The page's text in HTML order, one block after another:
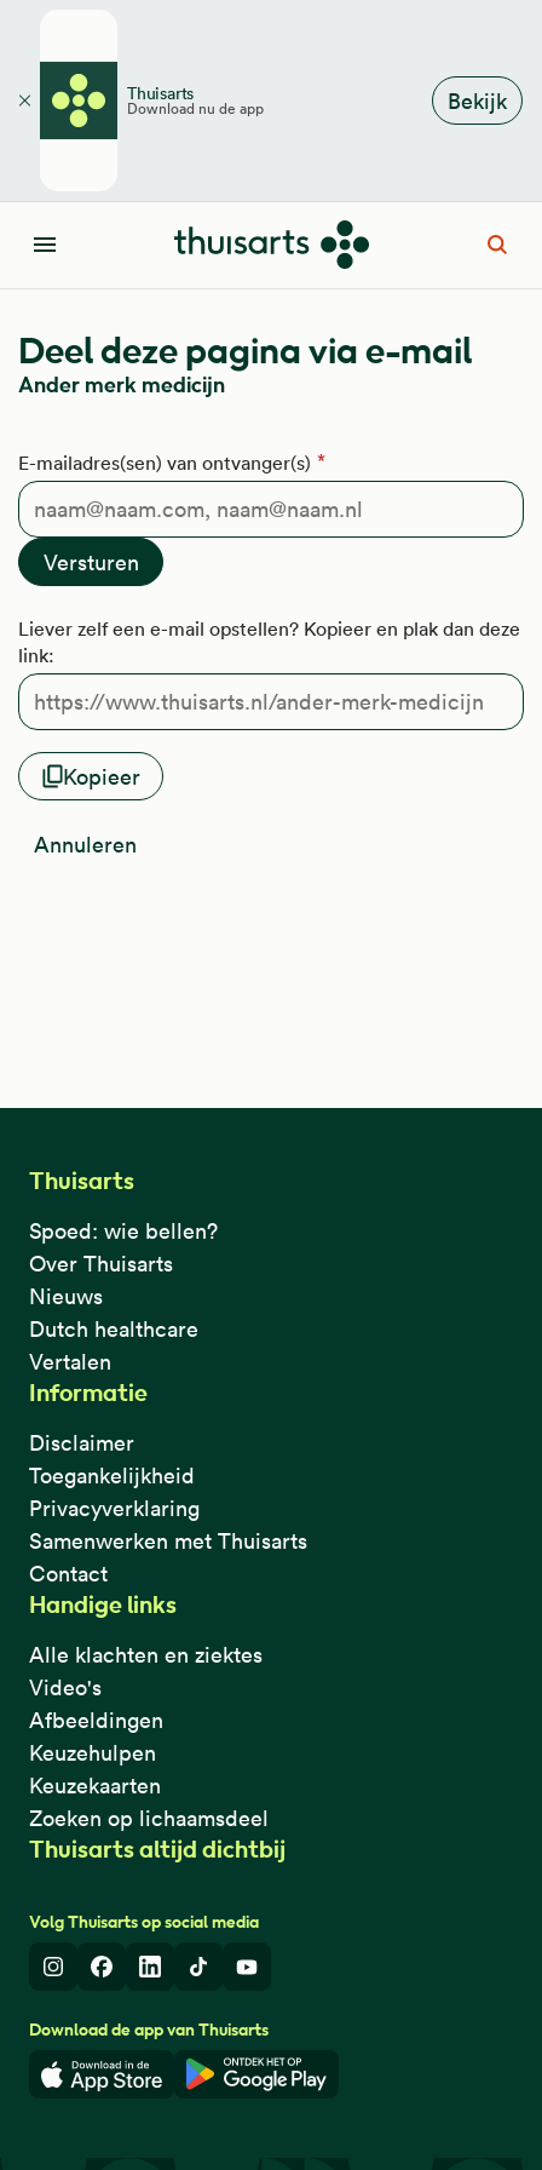
Thuisarts
Download nu de app Bekijk
Sluiten
Menu
Deel deze pagina via e-mail
Ander merk medicijn
E-mailadres(sen) van ontvanger(s)
Liever zelf een e-mail opstellen? Kopieer en plak dan deze
link:
Kopieer
Annuleren
Thuisarts
Spoed: wie bellen?
Over Thuisarts
Nieuws
Dutch healthcare
Vertalen
Informatie
Disclaimer
Toegankelijkheid
Privacyverklaring
Samenwerken met Thuisarts
Contact
Handige links
Alle klachten en ziektes
Video's
Afbeeldingen
Keuzehulpen
Keuzekaarten
Zoeken op lichaamsdeel
Thuisarts altijd dichtbij
Volg Thuisarts op social media
InstagramFacebook
LinkedInTikTokYoutube
Download de app van Thuisarts
Download in de App StoreDownload in de Google Play